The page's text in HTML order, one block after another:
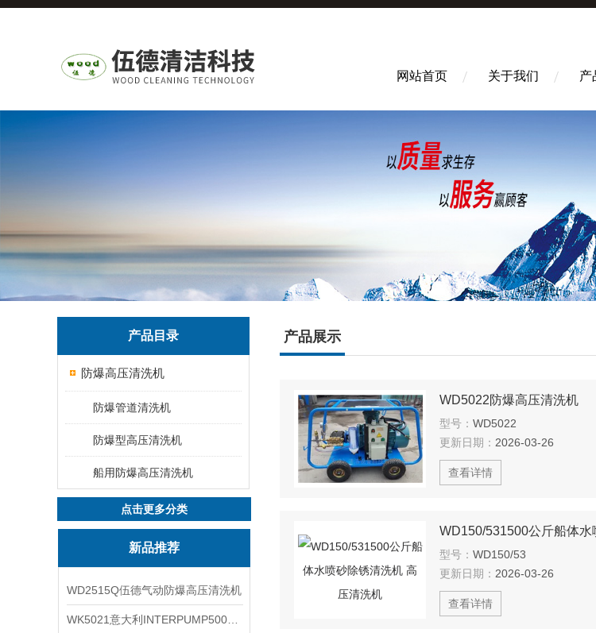
网站首页 关于我们 产
产品目录
防爆高压清洗机
防爆管道清洗机
防爆型高压清洗机
船用防爆高压清洗机
点击更多分类
新品推荐
WD2515Q伍德气动防爆高压清洗机
产品展示
WD5022防爆高压清洗机
型号： WD5022
更新日期： 2026-03-26
查看详情
型号： WD150/53
更新日期： 2026-03-26
查看详情